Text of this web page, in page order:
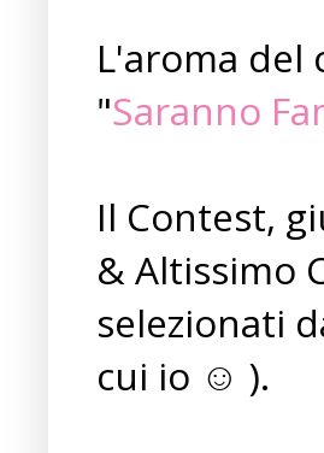
L'aroma del
"Saranno
Il Contest,
& Altissimo
selezionati
cui io ☺ ).